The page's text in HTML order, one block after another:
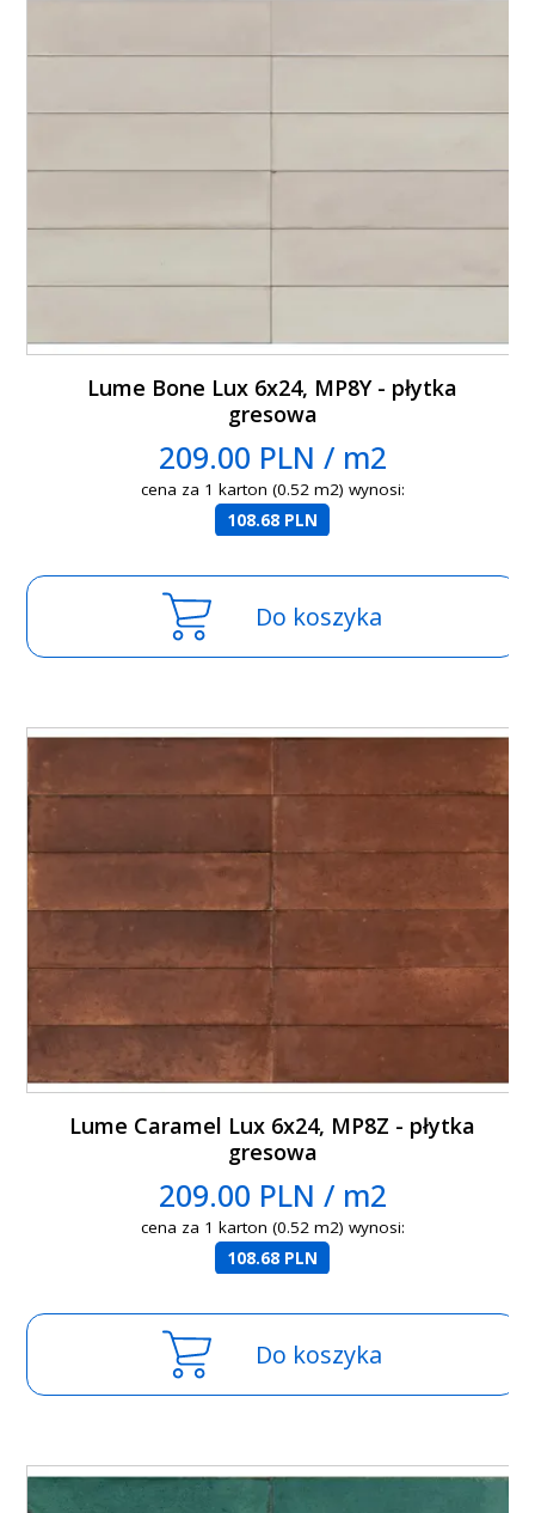
Lume Bone Lux 6x24, MP8Y - płytka
gresowa
209.00 PLN / m2
cena za 1 karton (0.52 m2) wynosi:
108.68 PLN
Do koszyka
Lume Caramel Lux 6x24, MP8Z - płytka
gresowa
209.00 PLN / m2
cena za 1 karton (0.52 m2) wynosi:
108.68 PLN
Do koszyka